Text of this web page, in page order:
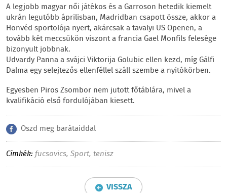
A legjobb magyar női játékos és a Garroson hetedik kiemelt
ukrán legutóbb áprilisban, Madridban csapott össze, akkor a
Honvéd sportolója nyert, akárcsak a tavalyi US Openen, a
tovább két meccsükön viszont a francia Gael Monfils felesége
bizonyult jobbnak.
Udvardy Panna a svájci Viktorija Golubic ellen kezd, míg Gálfi
Dalma egy selejtezős ellenféllel száll szembe a nyitókörben.
Egyesben Piros Zsombor nem jutott főtáblára, mivel a
kvalifikáció első fordulójában kiesett.
Oszd meg barátaiddal
Címkék: fucsovics, Sport, tenisz
VISSZA